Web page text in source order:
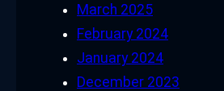
March 2025
February 2024
January 2024
December 2023